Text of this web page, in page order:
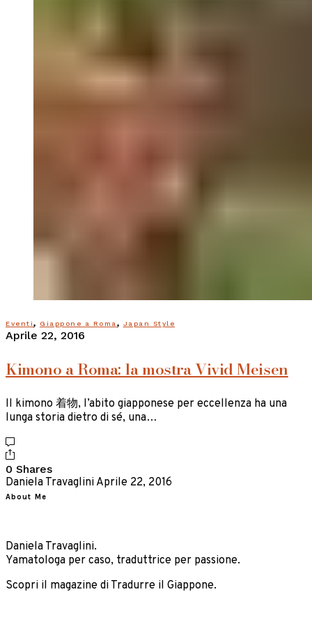
Eventi, Giappone a Roma, Japan Style
Aprile 22, 2016
Kimono a Roma: la mostra Vivid Meisen
Il kimono 着物, l’abito giapponese per eccellenza ha una
lunga storia dietro di sé, una…
0 Shares
Daniela Travaglini Aprile 22, 2016
About Me
Daniela Travaglini.
Yamatologa per caso, traduttrice per passione.
Scopri il magazine di Tradurre il Giappone.